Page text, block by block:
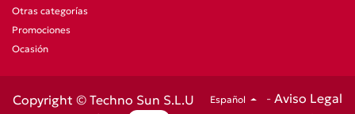
Otras categorías
Promociones
Ocasión
Copyright © Techno Sun S.L.U Español - Aviso Legal